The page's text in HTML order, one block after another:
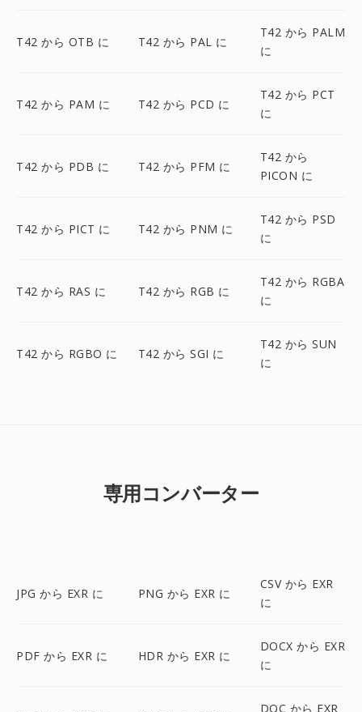
T42 から OTB に T42 から PAL に
T42 から PALM
に
T42 から PAM に T42 から PCD に
T42 から PCT
に
T42 から PDB に T42 から PFM に
T42 から
PICON に
T42 から PICT に T42 から PNM に
T42 から PSD
に
T42 から RAS に T42 から RGB に
T42 から RGBA
に
T42 から RGBO に T42 から SGI に
T42 から SUN
に
専用コンバーター
JPG から EXR に PNG から EXR に
CSV から EXR
に
PDF から EXR に HDR から EXR に
DOCX から EXR
に
DOC から EXR